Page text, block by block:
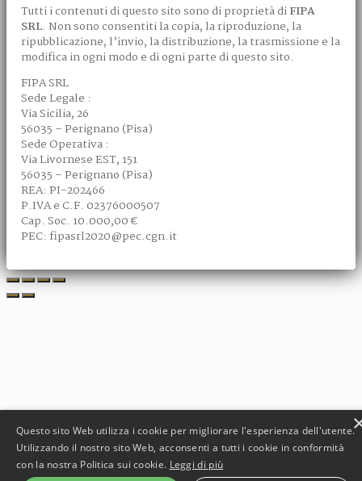
Tutti i contenuti di questo sito sono di proprietà diFIPA
SRL. Non sono consentiti la copia, la riproduzione, la
ripubblicazione, l’invio, la distribuzione, la trasmissione e la
modifica in ogni modo e di ogni parte di questo sito.
FIPA SRL
Sede Legale :
Via Sicilia, 26
56035 – Perignano (Pisa)
Sede Operativa :
Via Livornese EST, 151
56035 – Perignano (Pisa)
REA: PI-202466
P.IVA e C.F. 02376000507
Cap. Soc. 10.000,00 €
PEC: fipasrl2020@pec.cgn.it
Questo sito Web utilizza i cookie per migliorare l'esperienza dell'utente.
Utilizzando il nostro sito Web, acconsenti a tutti i cookie in conformità
con la nostra Politica sui cookie. Leggi di più